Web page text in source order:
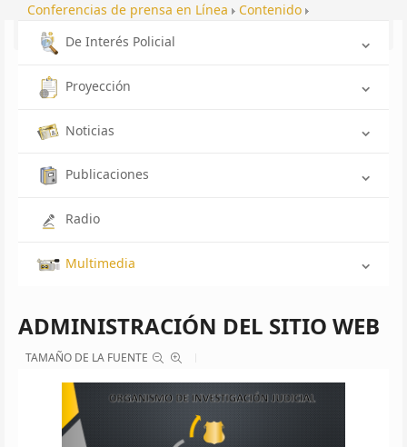
Conferencias de prensa en Línea
Contenido
Administración del Sitio Web
De Interés Policial
Proyección
Noticias
Publicaciones
Radio
Multimedia
ADMINISTRACIÓN DEL SITIO WEB
TAMAÑO DE LA FUENTE